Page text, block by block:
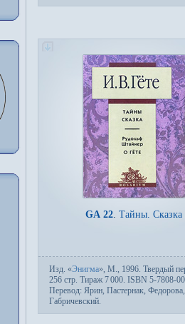
GA 22. Тайны. Сказка
Изд. «Энигма», М., 1996. Твер­дый
256 стр. Тираж 7000. ISBN 5-7808-
Пере­вод: Ярин, Пастернак, Федорова,
Габричевский.